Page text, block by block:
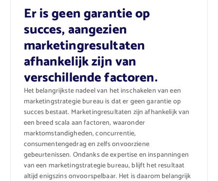
Er is geen garantie op
succes, aangezien
marketingresultaten
afhankelijk zijn van
verschillende factoren.
Het belangrijkste nadeel van het inschakelen van een
marketingstrategie bureau is dat er geen garantie op
succes bestaat. Marketingresultaten zijn afhankelijk van
een breed scala aan factoren, waaronder
marktomstandigheden, concurrentie,
consumentengedrag en zelfs onvoorziene
gebeurtenissen. Ondanks de expertise en inspanningen
van een marketingstrategie bureau, blijft het resultaat
altijd enigszins onvoorspelbaar. Het is daarom belangrijk